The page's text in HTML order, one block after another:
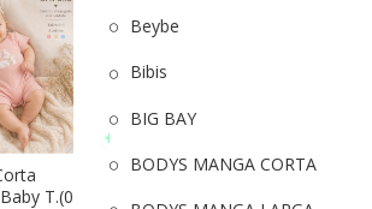
T.(0
Beybe
Bibis
BIG BAY
BODYS MANGA CORTA